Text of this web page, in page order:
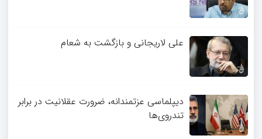
علی لاریجانی و بازگشت به شعام
دیپلماسی عزتمندانه، ضرورت عقلانیت در برابر
تندروی‌ها